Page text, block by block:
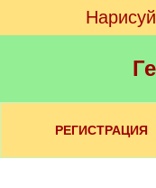
РЕГИСТРАЦИЯ